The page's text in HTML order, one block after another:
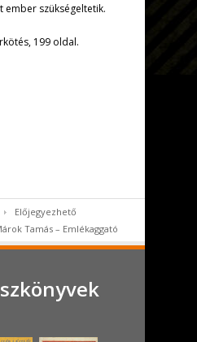
ember szükségeltetik.
199 oldal.
Előjegyezhető
Tamás – Emlékaggató